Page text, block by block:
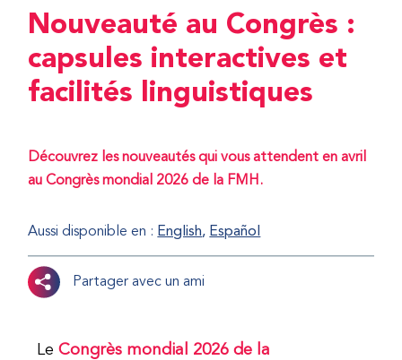
Nouveauté au Congrès :
capsules interactives et
facilités linguistiques
Découvrez les nouveautés qui vous attendent en avril
au Congrès mondial 2026 de la FMH.
Aussi disponible en : English Español
Partager avec un ami
LeCongrès mondial 2026 de la